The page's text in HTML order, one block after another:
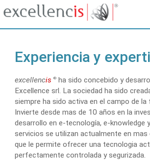
Experiencia y
excellencis ® ha sido concebido y
Excellence srl. La sociedad ha sido
siempre ha sido activa en el campo de la
Invierte desde mas de 10 años en la
desarrollo en e-tecnología, e-knowledge
servicios se utilizan actualmente en mas
que le permite ofrecer una tecnologia
perfectamente controlada y segurizada.